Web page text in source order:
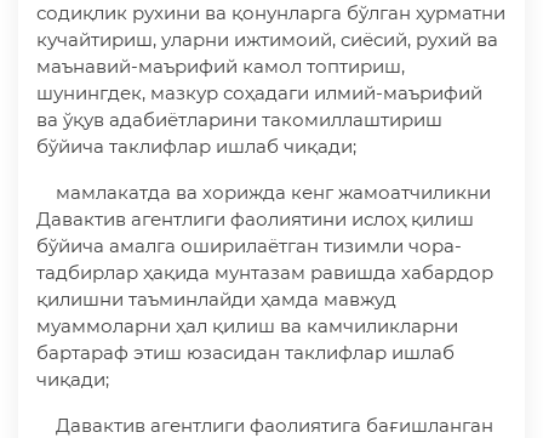
содиқлик рухини ва қонунларга бўлган ҳурматни
кучайтириш, уларни ижтимоий, сиёсий, рухий ва
маънавий-маърифий камол топтириш,
шунингдек, мазкур соҳадаги илмий-маърифий
ва ўқув адабиётларини такомиллаштириш
бўйича таклифлар ишлаб чиқади;
мамлакатда ва хорижда кенг жамоатчиликни
Давактив агентлиги фаолиятини ислоҳ қилиш
бўйича амалга оширилаётган тизимли чора-
тадбирлар ҳақида мунтазам равишда хабардор
қилишни таъминлайди ҳамда мавжуд
муаммоларни ҳал қилиш ва камчиликларни
бартараф этиш юзасидан таклифлар ишлаб
чиқади;
Давактив агентлиги фаолиятига бағишланган